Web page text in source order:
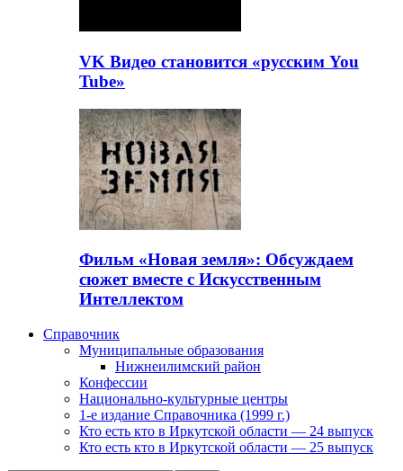
VK Видео становится «русским You
Tube»
Фильм «Новая земля»: Обсуждаем
сюжет вместе с Искусственным
Интеллектом
Справочник
Муниципальные образования
Нижнеилимский район
Конфессии
Национально-культурные центры
1-е издание Справочника (1999 г.)
Кто есть кто в Иркутской области — 24 выпуск
Кто есть кто в Иркутской области — 25 выпуск